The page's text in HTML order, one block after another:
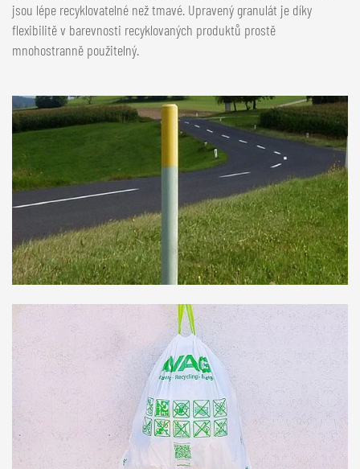
jsou lépe recyklovatelné než tmavé. Upravený granulát je díky
flexibilitě v barevnosti recyklovaných produktů prostě
mnohostranně použitelný.